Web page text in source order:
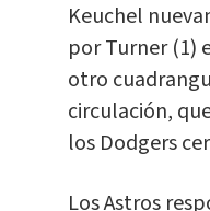
Keuchel
por Turner (1)
otro
circulación,
los Dodgers
Los Astros